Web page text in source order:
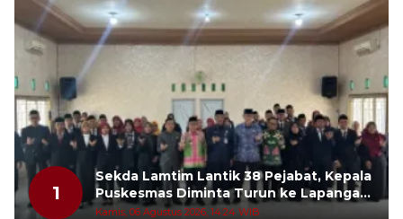
1
Sekda Lamtim Lantik 38 Pejabat, Kepala
Puskesmas Diminta Turun ke Lapangan
dan Hadir di Tengah Masyarakat
Kamis, 06 Agustus 2026, 14:24 WIB